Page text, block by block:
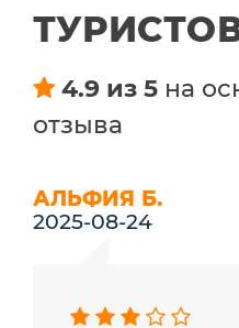
4.9 из 5 на
отзыва
АЛЬФИЯ Б.
2025-08-24